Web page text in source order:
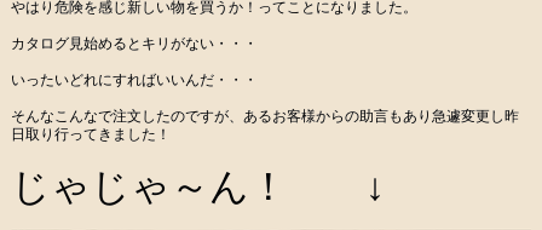
やはり危険を感じ新しい物を買うか！ってことになりました。
カタログ見始めるとキリがない・・・
いったいどれにすればいいんだ・・・
そんなこんなで注文したのですが、あるお客様からの助言もあり急遽変更し昨
日取り行ってきました！
じゃじゃ～ん！ ↓